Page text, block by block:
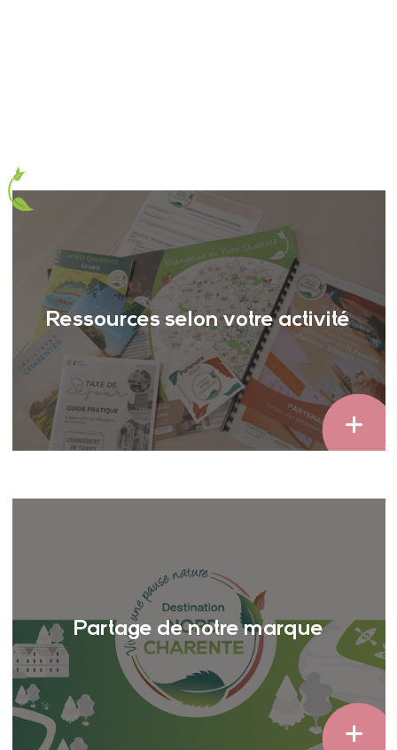
Ressources selon votre activité
Partage de notre marque